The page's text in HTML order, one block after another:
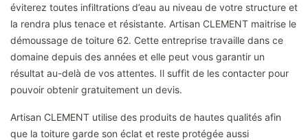
éviterez toutes infiltrations d’eau au niveau de votre structure et
la rendra plus tenace et résistante. Artisan CLEMENT maitrise le
démoussage de toiture 62. Cette entreprise travaille dans ce
domaine depuis des années et elle peut vous garantir un
résultat au-delà de vos attentes. Il suffit de les contacter pour
pouvoir obtenir gratuitement un devis.
Artisan CLEMENT utilise des produits de hautes qualités afin
que la toiture garde son éclat et reste protégée aussi